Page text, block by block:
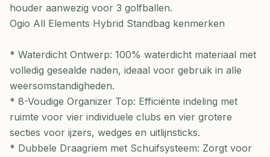
houder aanwezig voor 3 golfballen.
Ogio All Elements Hybrid Standbag kenmerken
* Waterdicht Ontwerp: 100% waterdicht materiaal met
volledig gesealde naden, ideaal voor gebruik in alle
weersomstandigheden.
* 8-Voudige Organizer Top: Efficiënte indeling met
ruimte voor vier individuele clubs en vier grotere
secties voor ijzers, wedges en uitlijnsticks.
* Dubbele Draagriem met Schuifsysteem: Zorgt voor